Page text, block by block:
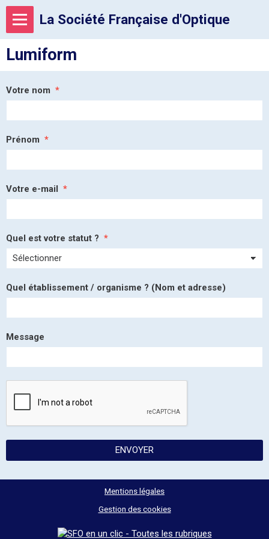
La Société Française d'Optique
Lumiform
Votre nom
Prénom
Votre e-mail
Quel est votre statut ?
Quel établissement / organisme ? (Nom et adresse)
Message
ENVOYER
Mentions légales
Gestion des cookies